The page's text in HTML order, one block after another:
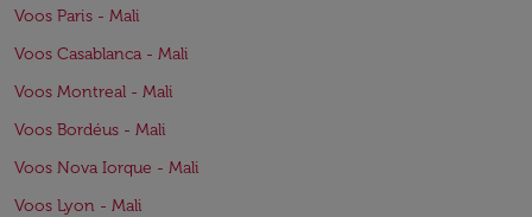
Voos Paris - Mali
Voos Casablanca - Mali
Voos Montreal - Mali
Voos Bordéus - Mali
Voos Nova Iorque - Mali
Voos Lyon - Mali